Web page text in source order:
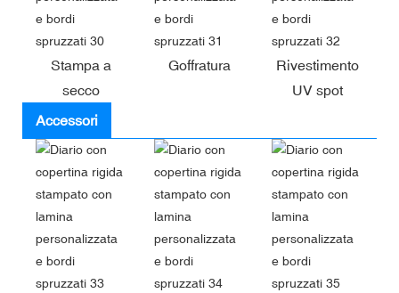
Stampa a
secco
Goffratura
Rivestimento
UV spot
Accessori